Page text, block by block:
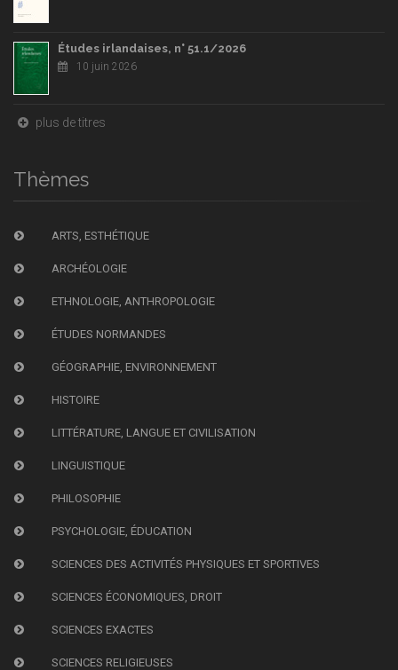
Études irlandaises, n° 51.1/2026
10 juin 2026
plus de titres
Thèmes
ARTS, ESTHÉTIQUE
ARCHÉOLOGIE
ETHNOLOGIE, ANTHROPOLOGIE
ÉTUDES NORMANDES
GÉOGRAPHIE, ENVIRONNEMENT
HISTOIRE
LITTÉRATURE, LANGUE ET CIVILISATION
LINGUISTIQUE
PHILOSOPHIE
PSYCHOLOGIE, ÉDUCATION
SCIENCES DES ACTIVITÉS PHYSIQUES ET SPORTIVES
SCIENCES ÉCONOMIQUES, DROIT
SCIENCES EXACTES
SCIENCES RELIGIEUSES